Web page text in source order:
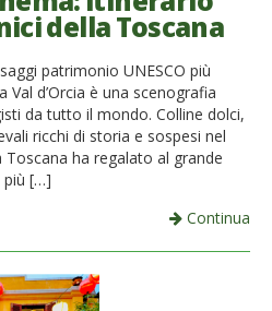
della Toscana
patrimonio UNESCO più
Val d’Orcia è una scenografia
da tutto il mondo. Colline dolci,
ricchi di storia e sospesi nel
ha regalato al grande
più […]
Continua